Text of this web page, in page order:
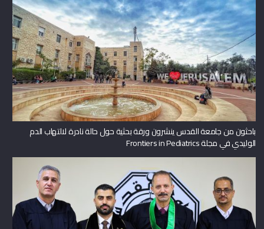
باحثون من جامعة القدس ينشرون ورقة بحثية حول حالة نادرة لالتهاب الدم
الوليدي في مجلة Frontiers in Pediatrics